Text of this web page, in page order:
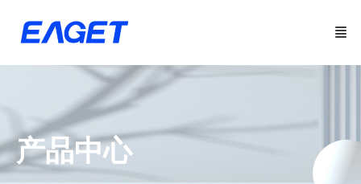
产品中心